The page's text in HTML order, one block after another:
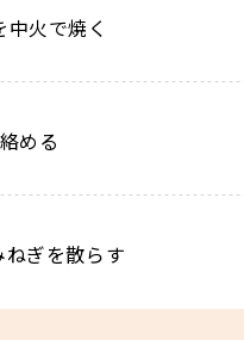
火で焼く
める
ぎを散らす